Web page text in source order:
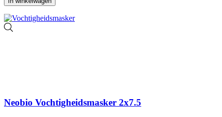
Neobio Vochtigheidsmasker 2x7.5